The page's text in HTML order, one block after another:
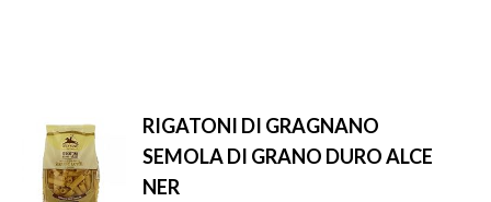
RIGATONI DI GRAGNANO
SEMOLA DI GRANO DURO ALCE
NER